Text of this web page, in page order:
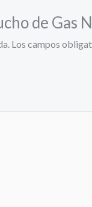
de Gas
Los campos